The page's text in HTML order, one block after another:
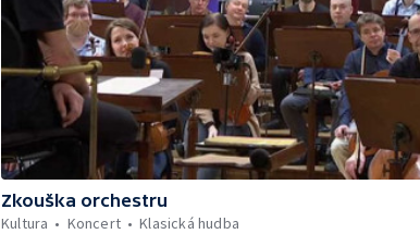
Zkouška orchestru
Kultura
Koncert Klasická hudba